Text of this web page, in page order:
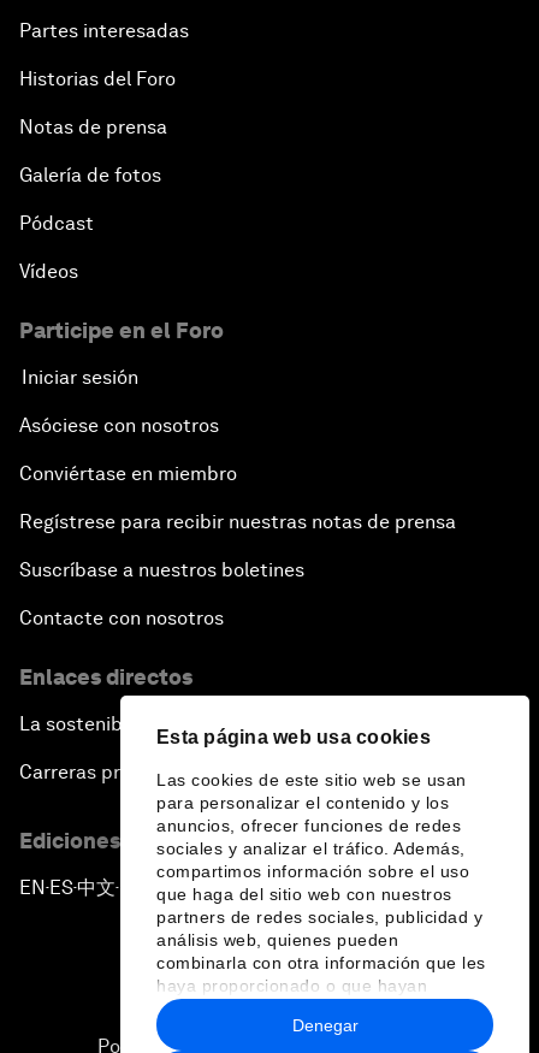
Esta página web usa cookies
Las cookies de este sitio web se usan
para personalizar el contenido y los
anuncios, ofrecer funciones de redes
sociales y analizar el tráfico. Además,
compartimos información sobre el uso
que haga del sitio web con nuestros
partners de redes sociales, publicidad y
análisis web, quienes pueden
combinarla con otra información que les
haya proporcionado o que hayan
recopilado a partir del uso que haya
hecho de sus servicios.
Denegar
Partes interesadas
Historias del Foro
Notas de prensa
Galería de fotos
Pódcast
Vídeos
Participe en el Foro
Iniciar sesión
Asóciese con nosotros
Conviértase en miembro
Regístrese para recibir nuestras notas de prensa
Suscríbase a nuestros boletines
Contacte con nosotros
Enlaces directos
La sostenibilidad en el Foro
Carreras profesionales
Ediciones en otros idiomas
EN ▪ ES▪中文▪ 日本語
Política de privacidad y normas de uso